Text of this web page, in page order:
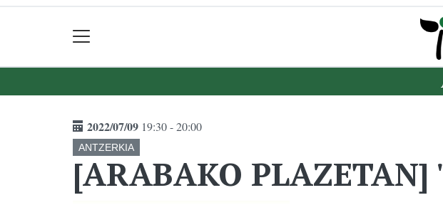
2022/07/09 19:30 - 20:00
ANTZERKIA
[ARABAKO